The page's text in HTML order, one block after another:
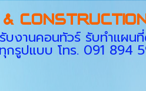
บงานคอนทัวร์ รับทำแผน
กรูปแบบ โทร. 091 894